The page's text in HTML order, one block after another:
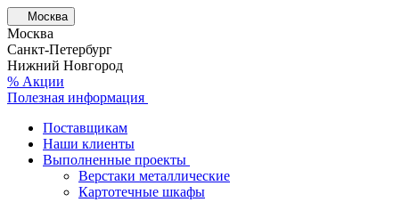
Москва
Москва
Санкт-Петербург
Нижний Новгород
% Акции
Полезная информация
Поставщикам
Наши клиенты
Выполненные проекты
Верстаки металлические
Картотечные шкафы